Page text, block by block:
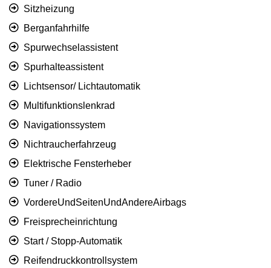
Sitzheizung
Berganfahrhilfe
Spurwechselassistent
Spurhalteassistent
Lichtsensor/ Lichtautomatik
Multifunktionslenkrad
Navigationssystem
Nichtraucherfahrzeug
Elektrische Fensterheber
Tuner / Radio
VordereUndSeitenUndAndereAirbags
Freisprecheinrichtung
Start / Stopp-Automatik
Reifendruckkontrollsystem